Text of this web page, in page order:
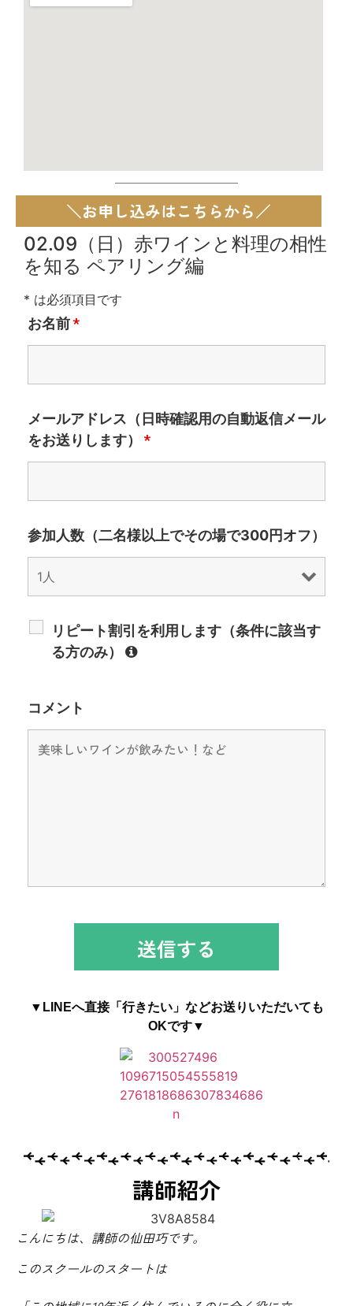
＼お申し込みはこちらから／
02.09（日）赤ワインと料理の相性
を知る ペアリング編
* は必須項目です
お名前*
メールアドレス（日時確認用の自動返信メール
をお送りします） *
参加人数（二名様以上でその場で300円オフ）
リピート割引を利用します（条件に該当す
る方のみ）
コメント
▼LINEへ直接「行きたい」などお送りいただいても
OKです▼
講師紹介
こんにちは、講師の仙田巧です。
このスクールのスタートは